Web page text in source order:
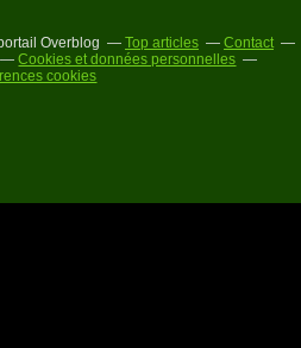
Overblog Top articles
Contact
Cookies et données personnelles
cookies